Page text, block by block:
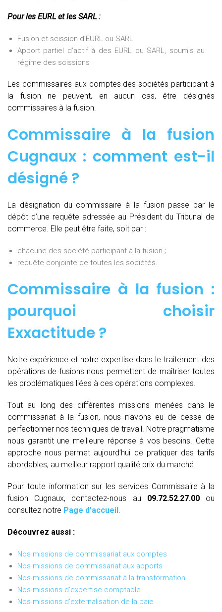
Pour les EURL et les SARL :
Fusion et scission d’EURL ou SARL
Apport partiel d’actif à des EURL ou SARL, soumis au
régime des scissions
Les commissaires aux comptes des sociétés participant à
la fusion ne peuvent, en aucun cas, être désignés
commissaires à la fusion.
Commissaire à la fusion
Cugnaux : comment est-il
désigné ?
La désignation du commissaire à la fusion passe par le
dépôt d’une requête adressée au Président du Tribunal de
commerce. Elle peut être faite, soit par :
chacune des société participant à la fusion ;
requête conjointe de toutes les sociétés.
Commissaire à la fusion :
pourquoi choisir
Exxactitude ?
Notre expérience et notre expertise dans le traitement des
opérations de fusions nous permettent de maîtriser toutes
les problématiques liées à ces opérations complexes.
Tout au long des différentes missions menées dans le
commissariat à la fusion, nous n’avons eu de cesse de
perfectionner nos techniques de travail. Notre pragmatisme
nous garantit une meilleure réponse à vos besoins. Cette
approche nous permet aujourd’hui de pratiquer des tarifs
abordables, au meilleur rapport qualité prix du marché.
Pour toute information sur les services Commissaire à la
fusion Cugnaux, contactez-nous au 09.72.52.27.00ou
consultez notre Page d’accueil
Découvrez aussi :
Nos missions de commissariat aux comptes
Nos missions de commissariat aux apports
Nos missions de commissariat à la transformation
Nos missions d'expertise comptable
Nos missions d'externalisation de la paie